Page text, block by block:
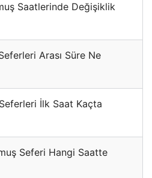
Saatlerinde Değişiklik
Arası Süre Ne
İlk Saat Kaçta
Seferi Hangi Saatte